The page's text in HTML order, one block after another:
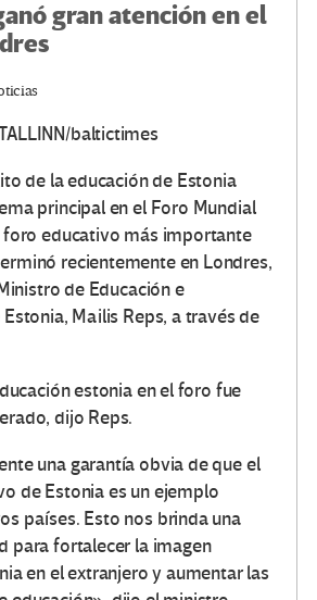
gran atención en el
baltictimes
de la educación de Estonia
principal en el Foro Mundial
foro educativo más importante
recientemente en Londres,
de Educación e
Mailis Reps, a través de
estonia en el foro fue
dijo Reps.
una garantía obvia de que el
de Estonia es un ejemplo
países. Esto nos brinda una
para fortalecer la imagen
en el extranjero y aumentar las